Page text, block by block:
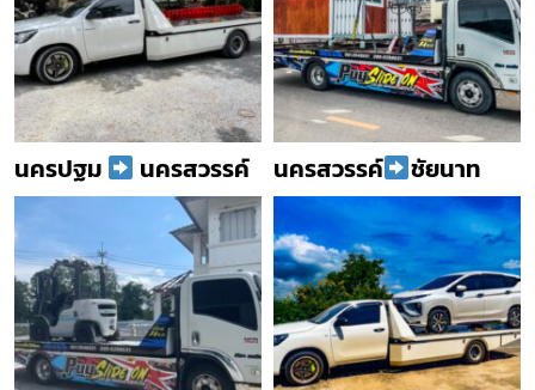
นครปฐม นครสวรรค์ นครสวรรค์ ชัยนาท